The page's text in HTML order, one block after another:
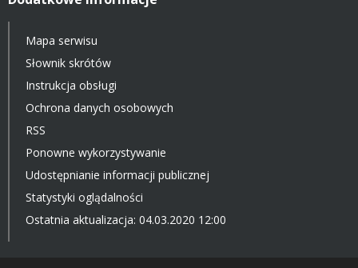
Mapa serwisu
Słownik skrótów
Instrukcja obsługi
Ochrona danych osobowych
RSS
Ponowne wykorzystywanie
Udostępnianie informacji publicznej
Statystyki oglądalności
Ostatnia aktualizacja: 04.03.2020 12:00